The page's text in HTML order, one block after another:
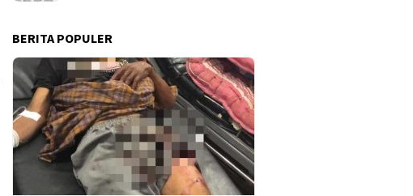
BERITA POPULER